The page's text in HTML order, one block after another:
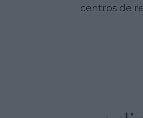
centros de